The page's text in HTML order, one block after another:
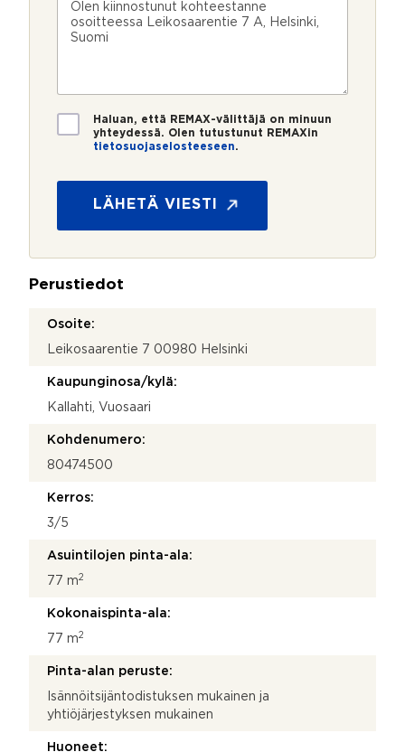
o
*
i
*
T
i
o
*
Haluan, että REMAX-välittäjä on minuun
yhteydessä. Olen tutustunut REMAXin
tietosuojaselosteeseen.
LÄHETÄ VIESTI
Perustiedot
Osoite:
Leikosaarentie 7 00980 Helsinki
Kaupunginosa/kylä:
Kallahti, Vuosaari
Kohdenumero:
80474500
Kerros:
3/5
Asuintilojen pinta-ala:
77 m2
Kokonaispinta-ala:
77 m2
Pinta-alan peruste:
Isännöitsijäntodistuksen mukainen ja
yhtiöjärjestyksen mukainen
Huoneet: